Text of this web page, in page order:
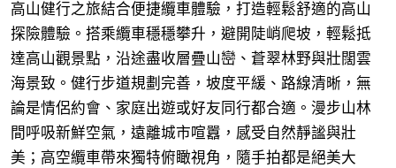
高山健行之旅結合便捷纜車體驗，打造輕鬆舒適的高山
探險體驗。搭乘纜車穩穩攀升，避開陡峭爬坡，輕鬆抵
達高山觀景點，沿途盡收層疊山巒、蒼翠林野與壯闊雲
海景致。健行步道規劃完善，坡度平緩、路線清晰，無
論是情侶約會、家庭出遊或好友同行都合適。漫步山林
間呼吸新鮮空氣，遠離城市喧囂，感受自然靜謐與壯
美；高空纜車帶來獨特俯瞰視角，隨手拍都是絕美大